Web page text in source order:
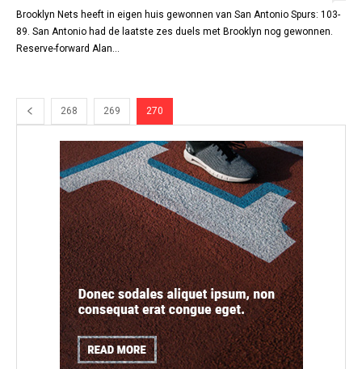
Brooklyn Nets heeft in eigen huis gewonnen van San Antonio Spurs: 103-
89. San Antonio had de laatste zes duels met Brooklyn nog gewonnen.
Reserve-forward Alan...
268 269 270